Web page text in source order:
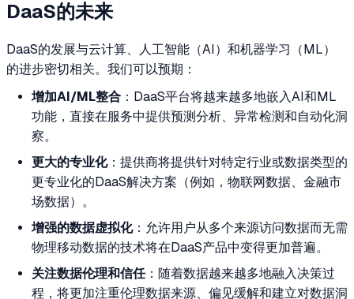
DaaS的未来
DaaS的发展与云计算、人工智能（AI）和机器学习（ML）
的进步密切相关。我们可以预期：
增加AI/ML整合 ：DaaS平台将越来越多地嵌入AI和ML
功能，直接在服务中提供预测分析、异常检测和自动化洞
察。
更大的专业化：提供商将提供针对特定行业或数据类型的
更专业化的DaaS解决方案（例如，物联网数据、金融市
场数据）。
增强的数据虚拟化：允许用户从多个来源访问数据而无需
物理移动数据的技术将在DaaS产品中变得更加普遍。
关注数据伦理和信任：随着数据越来越多地融入决策过
程，将更加注重伦理数据来源、偏见缓解和建立对数据洞